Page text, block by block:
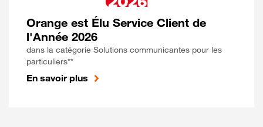
Orange est Élu Service Client de
l'Année 2026
dans la catégorie Solutions communicantes pour les
particuliers**
En savoir plus